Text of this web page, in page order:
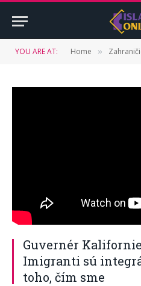
YOU ARE AT: Home »
Guvernér
Imigranti sú
toho, čím sme